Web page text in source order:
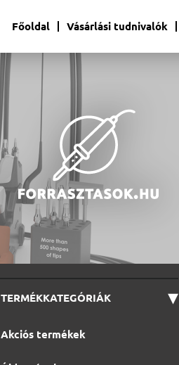
Főoldal Vásárlási tudnivalók
TERMÉKKATEGÓRIÁK ▾
Akciós termékek